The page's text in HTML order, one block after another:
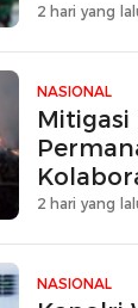
2 hari yang
NASIONAL
2 hari yang
NASIONAL